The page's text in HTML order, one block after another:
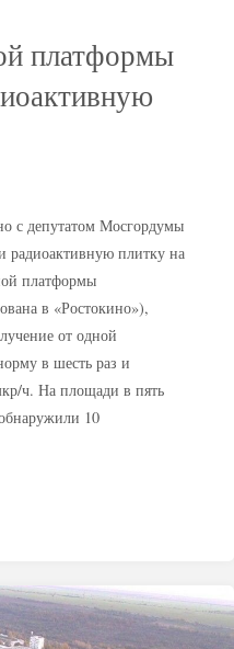
платформы
с депутатом Мосгордумы
плитку на
платформы
в «Ростокино»),
от одной
в шесть раз и
ч. На площади в пять
10